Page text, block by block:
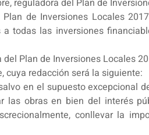
de Inversiones Locales
todas las inversiones
Plan de Inversiones Locales
redacción será la siguiente:
en el supuesto excepcional
obras en bien del interés
conllevar la